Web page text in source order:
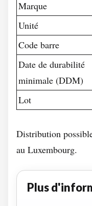
Marque
Unité
Code barre
Date de durabilité
minimale (DDM)
Lot
Distribution
au Luxembourg.
Plus